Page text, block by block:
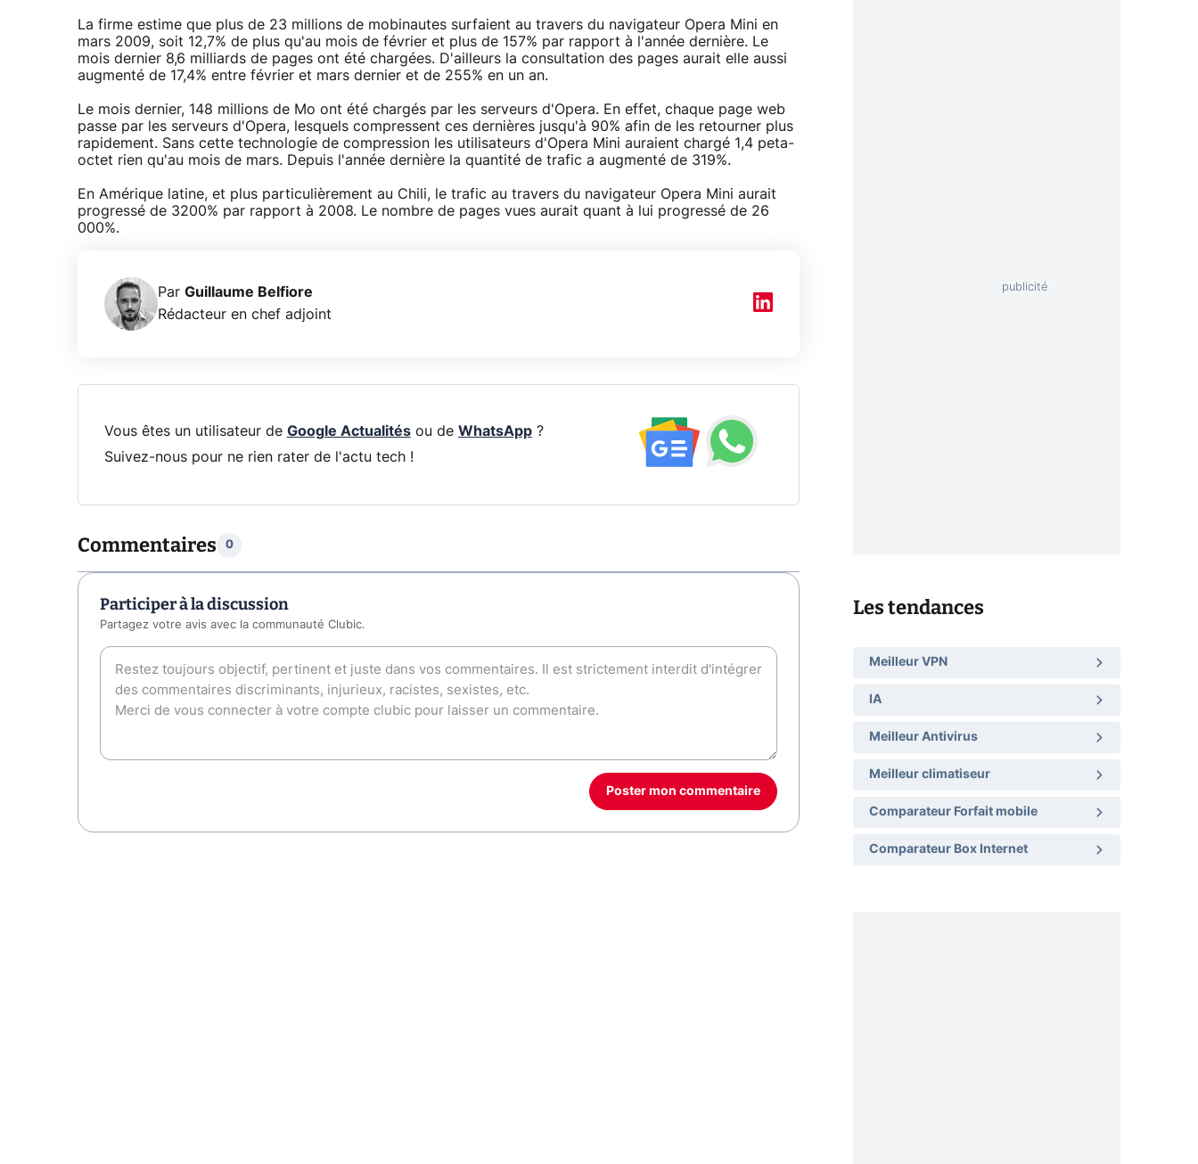
La firme estime que plus de 23 millions de mobinautes surfaient au travers du navigateur Opera Mini en
mars 2009, soit 12,7% de plus qu'au mois de février et plus de 157% par rapport à l'année dernière. Le
mois dernier 8,6 milliards de pages ont été chargées. D'ailleurs la consultation des pages aurait elle aussi
augmenté de 17,4% entre février et mars dernier et de 255% en un an.
Le mois dernier, 148 millions de Mo ont été chargés par les serveurs d'Opera. En effet, chaque page web
passe par les serveurs d'Opera, lesquels compressent ces dernières jusqu'à 90% afin de les retourner plus
rapidement. Sans cette technologie de compression les utilisateurs d'Opera Mini auraient chargé 1,4 peta-
octet rien qu'au mois de mars. Depuis l'année dernière la quantité de trafic a augmenté de 319%.
En Amérique latine, et plus particulièrement au Chili, le trafic au travers du navigateur Opera Mini aurait
progressé de 3200% par rapport à 2008. Le nombre de pages vues aurait quant à lui progressé de 26
000%.
Par Guillaume Belfiore
Rédacteur en chef adjoint
Vous êtes un utilisateur de Google Actualitésou de WhatsApp?
Suivez-nous pour ne rien rater de l'actu tech !
Commentaires 0
Participer à la discussion
Partagez votre avis avec la communauté Clubic.
Poster mon commentaire
Les tendances
Meilleur VPN
IA
Meilleur Antivirus
Meilleur climatiseur
Comparateur Forfait mobile
Comparateur Box Internet